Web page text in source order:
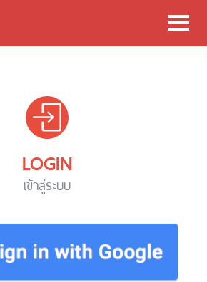
LOGIN
เข้าสู่ระบบ